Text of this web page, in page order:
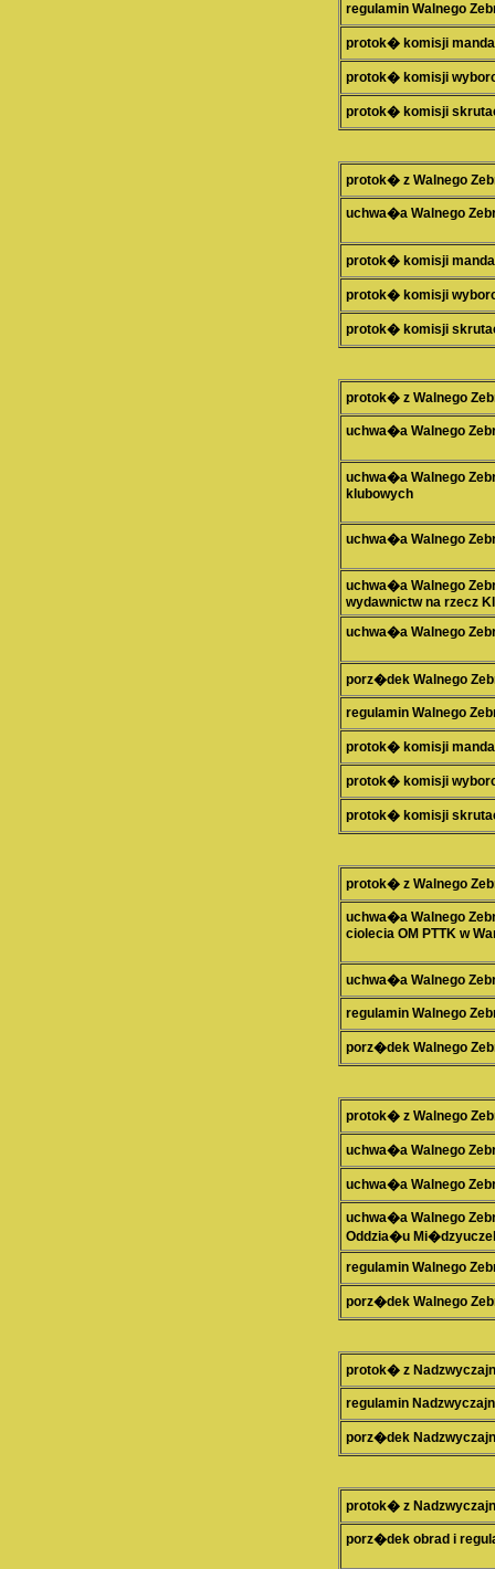
regulamin Walnego
protok� komisji
protok� komisji
protok� komisji
protok� z Walnego
uchwa�a Walnego
protok� komisji
protok� komisji
protok� komisji
protok� z Walnego
uchwa�a Walnego
uchwa�a Walnego
klubowych
uchwa�a Walnego
uchwa�a Walnego
wydawnictw na rzecz
uchwa�a Walnego
porz�dek Walnego
regulamin Walnego
protok� komisji
protok� komisji
protok� komisji
protok� z Walnego
uchwa�a Walnego
ciolecia OM PTTK w
uchwa�a Walnego
regulamin Walnego
porz�dek Walnego
protok� z Walnego
uchwa�a Walnego
uchwa�a Walnego
uchwa�a Walnego
Oddzia�u
regulamin Walnego
porz�dek Walnego
protok� z
regulamin
porz�dek
protok� z
porz�dek obrad i